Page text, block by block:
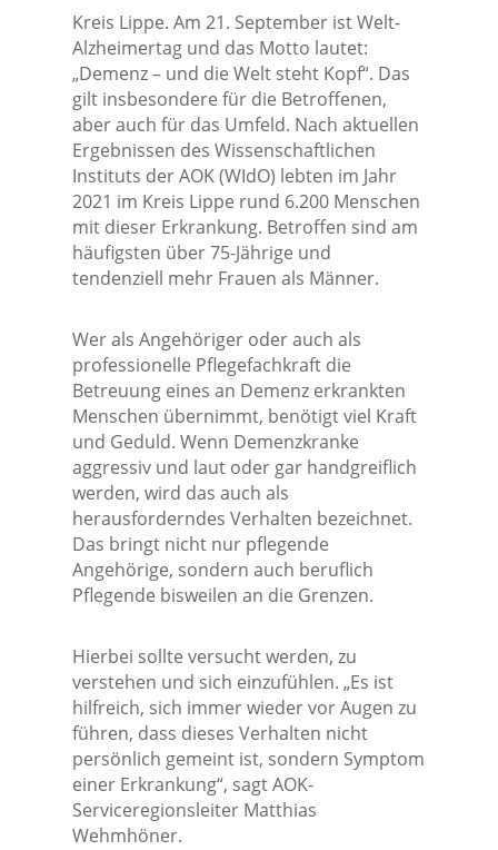
Kreis Lippe. Am 21. September ist Welt-
Alzheimertag und das Motto lautet:
„Demenz – und die Welt steht Kopf“. Das
gilt insbesondere für die Betroffenen,
aber auch für das Umfeld. Nach aktuellen
Ergebnissen des Wissenschaftlichen
Instituts der AOK (WIdO) lebten im Jahr
2021 im Kreis Lippe rund 6.200 Menschen
mit dieser Erkrankung. Betroffen sind am
häufigsten über 75-Jährige und
tendenziell mehr Frauen als Männer.
Wer als Angehöriger oder auch als
professionelle Pflegefachkraft die
Betreuung eines an Demenz erkrankten
Menschen übernimmt, benötigt viel Kraft
und Geduld. Wenn Demenzkranke
aggressiv und laut oder gar handgreiflich
werden, wird das auch als
herausforderndes Verhalten bezeichnet.
Das bringt nicht nur pflegende
Angehörige, sondern auch beruflich
Pflegende bisweilen an die Grenzen.
Hierbei sollte versucht werden, zu
verstehen und sich einzufühlen. „Es ist
hilfreich, sich immer wieder vor Augen zu
führen, dass dieses Verhalten nicht
persönlich gemeint ist, sondern Symptom
einer Erkrankung“, sagt AOK-
Serviceregionsleiter Matthias
Wehmhöner.